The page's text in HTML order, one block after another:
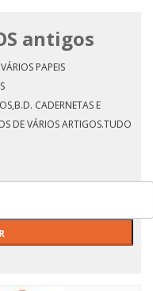
antigos
PAPEIS
CADERNETAS E
DE VÁRIOS ARTIGOS.TUDO